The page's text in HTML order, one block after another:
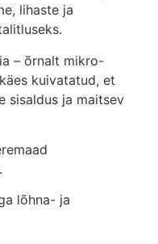
lihaste ja
– õrnalt mikro-
kuivatatud, et
sisaldus ja maitsev
lõhna- ja